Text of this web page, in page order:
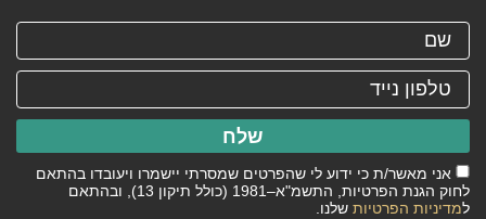
אני מאשר/ת כי ידוע לי שהפרטים שמסרתי יישמרו ויעובדו בהתאם
לחוק הגנת הפרטיות, התשמ"א–1981 (כולל תיקון 13), ובהתאם
למדיניות הפרטיות שלנו.
שלח